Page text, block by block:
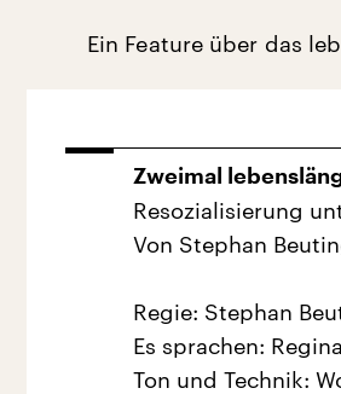
Ein Feature über das
Zweimal
Resozialisierung
Von Stephan
Regie: Stephan
Es sprachen:
Ton und Technik: